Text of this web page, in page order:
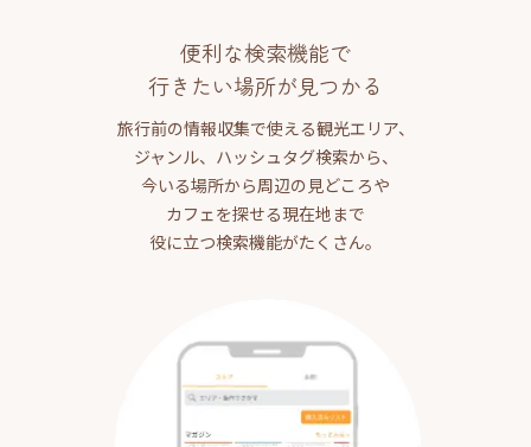
便利な検索機能で
行きたい場所が見つかる
旅行前の情報収集で使える観光エリア、
ジャンル、ハッシュタグ検索から、
今いる場所から周辺の見どころや
カフェを探せる現在地まで
役に立つ検索機能がたくさん。